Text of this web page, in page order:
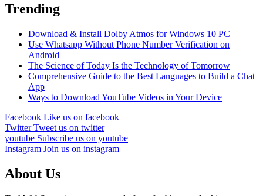
Trending
Download & Install Dolby Atmos for Windows 10 PC
Use Whatsapp Without Phone Number Verification on
Android
The Science of Today Is the Technology of Tomorrow
Comprehensive Guide to the Best Languages to Build a Chat
App
Ways to Download YouTube Videos in Your Device
Facebook Like us on facebook
TwitterTweet us on twitter
youtube Subscribe us on youtube
Instagram Join us on instagram
About Us